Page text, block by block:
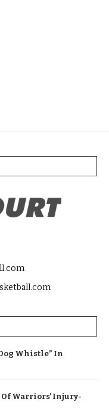
Whistle” In
Warriors’ Injury-